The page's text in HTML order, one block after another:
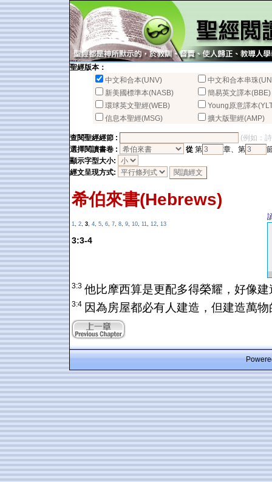
聖經版本：
中文和合本(UNV)
中文和合本串珠
新美國標準本(NASB)
簡易英文譯本(BBE)
環球英文聖經(WEB)
Young原意譯本
信息本聖經(MSG)
擴大版聖經(AMP)
查閱聖經經節 :
(例如：
選擇閱讀書卷 :
從 第 章、第
顯示字型大小:
經文呈現方式:
希伯來書(Hebrews)
1, 2, 3, 4, 5, 6, 7, 8, 9, 10, 11, 12, 13
3:3-4
3:3 他比摩西算是更配多得榮耀，好像
3:4 因為房屋都必有人建造，但建造萬